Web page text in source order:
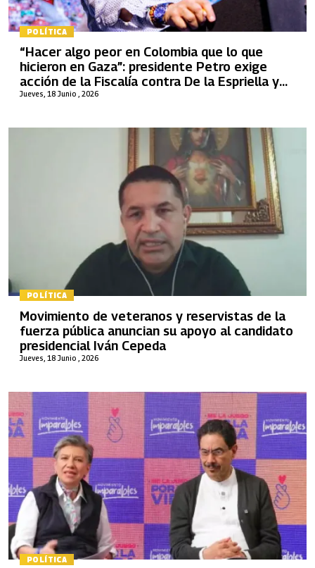
POLÍTICA
Jueves, 18 Junio , 2026
“Hacer algo peor en Colombia que lo que
hicieron en Gaza”: presidente Petro exige
acción de la Fiscalía contra De la Espriella y
advierte con acudir a la Corte Penal
POLÍTICA
Jueves, 18 Junio , 2026
Movimiento de veteranos y reservistas de la
fuerza pública anuncian su apoyo al candidato
presidencial Iván Cepeda
POLÍTICA